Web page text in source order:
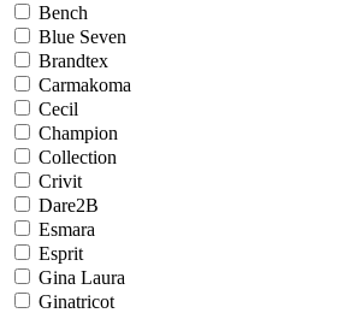
Bench
Blue Seven
Brandtex
Carmakoma
Cecil
Champion
Collection
Crivit
Dare2B
Esmara
Esprit
Gina Laura
Ginatricot